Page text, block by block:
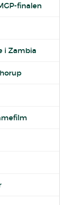
finalen
i Zambia